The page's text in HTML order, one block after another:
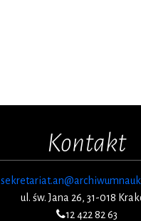
Kontakt
ul. św. Jana 26, 31-018
12 422 82 63